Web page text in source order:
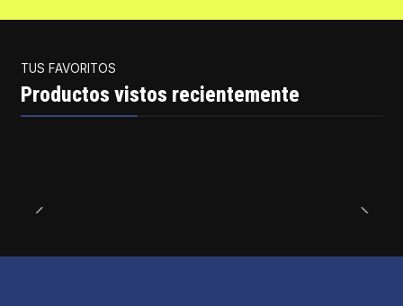
TUS FAVORITOS
Productos vistos recientemente